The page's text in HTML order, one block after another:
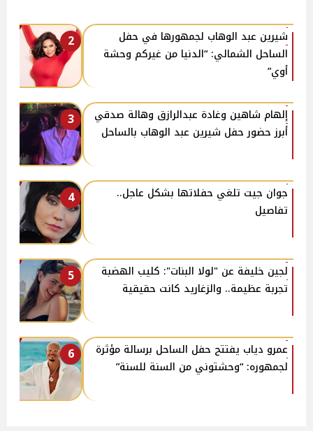
2
شيرين عبد الوهاب لجمهورها في حفل
الساحل الشمالي: “الدنيا من غيركم وحشة
أوي”
3
إلهام شاهين وغادة عبدالرازق وهالة صدقي
أبرز حضور حفل شيرين عبد الوهاب بالساحل
4
جوان جيت تلغي حفلاتها بشكل عاجل..
تفاصيل
5
لجين خليفة عن "لولا البنات": كليب الهضبة
تجربة عظيمة.. والزغاريد كانت حقيقية
6
عمرو دياب يفتتح حفل الساحل برسالة مؤثرة
لجمهوره: “وحشتوني من السنة للسنة”